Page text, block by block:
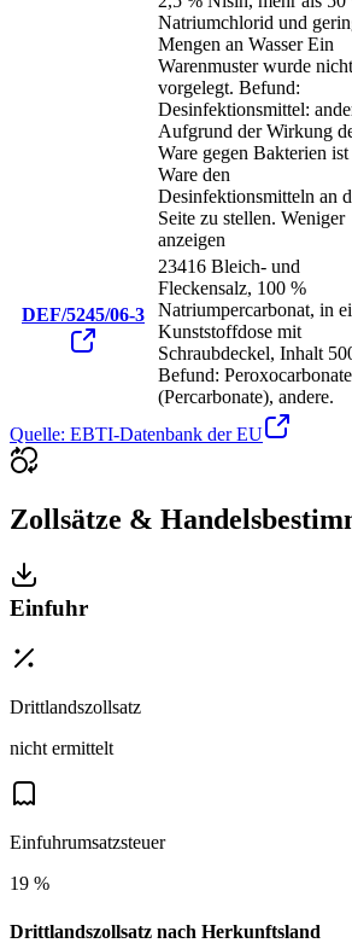
Natriumchlorid und
Mengen an Wasser Ein
Warenmuster wurde nicht
vorgelegt. Befund:
Desinfektionsmittel:
Aufgrund der Wirkung
Ware gegen Bakterien
Ware den
Desinfektionsmitteln an
Seite zu stellen. Weniger
anzeigen
DEF/5245/06-3
23416 Bleich- und
Fleckensalz, 100 %
Natriumpercarbonat, in
Kunststoffdose mit
Schraubdeckel, Inhalt
Befund: Peroxocarbonate
(Percarbonate), andere.
Quelle: EBTI-Datenbank der EU
Zollsätze &
Einfuhr
Drittlandszollsatz
nicht ermittelt
Einfuhrumsatzsteuer
19 %
Drittlandszollsatz nach Herkunftsland